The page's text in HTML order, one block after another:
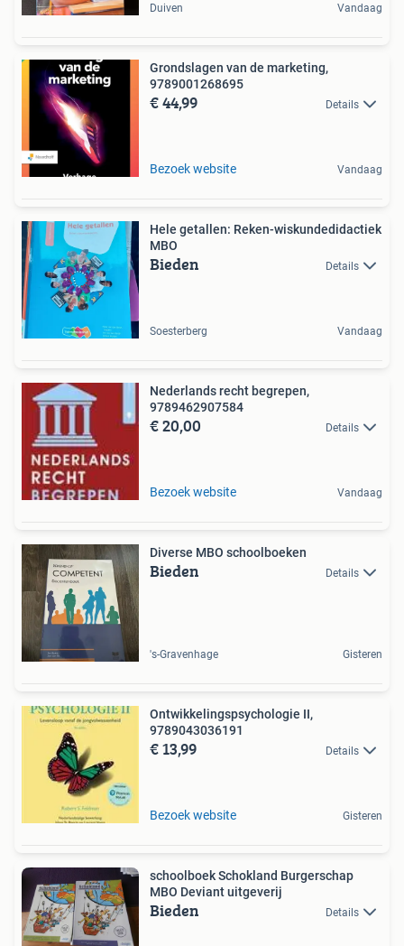
Duiven Vandaag
Grondslagen van de marketing,
9789001268695
€ 44,99 Details
Bezoek website Vandaag
Hele getallen: Reken-wiskundedidactiek
MBO
Bieden Details
Soesterberg Vandaag
Nederlands recht begrepen,
9789462907584
€ 20,00 Details
Bezoek website Vandaag
Diverse MBO schoolboeken
Bieden Details
's-Gravenhage Gisteren
Ontwikkelingspsychologie II,
9789043036191
€ 13,99 Details
Bezoek website Gisteren
schoolboek Schokland Burgerschap
MBO Deviant uitgeverij
Bieden Details